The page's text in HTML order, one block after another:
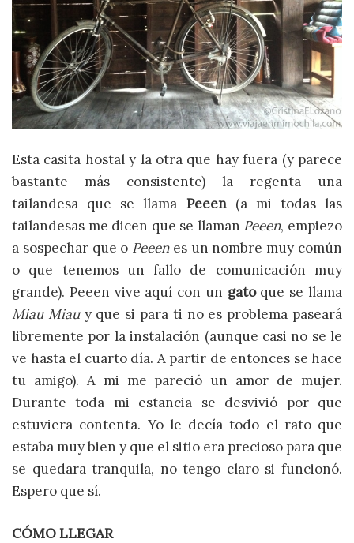
Esta casita hostal y la otra que hay fuera (y parece
bastante más consistente) la regenta una
tailandesa que se llama Peeen(a mi todas las
tailandesas me dicen que se llaman Peeen, empiezo
a sospechar que o Peeenes un nombre muy común
o que tenemos un fallo de comunicación muy
grande). Peeen vive aquí con un gatoque se llama
Miau Miauy que si para ti no es problema paseará
libremente por la instalación (aunque casi no se le
ve hasta el cuarto día. A partir de entonces se hace
tu amigo). A mi me pareció un amor de mujer.
Durante toda mi estancia se desvivió por que
estuviera contenta. Yo le decía todo el rato que
estaba muy bien y que el sitio era precioso para que
se quedara tranquila, no tengo claro si funcionó.
Espero que sí.
CÓMO LLEGAR